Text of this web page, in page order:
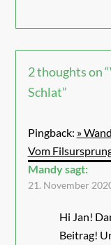
2 thoughts on “
Schlat”
Pingback: »
Vom
Mandysagt:
21. November
Hi Jan!
Beitrag!